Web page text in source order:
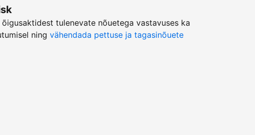
tulenevate nõuetega vastavuses ka
ning vähendada pettuse ja tagasinõuete